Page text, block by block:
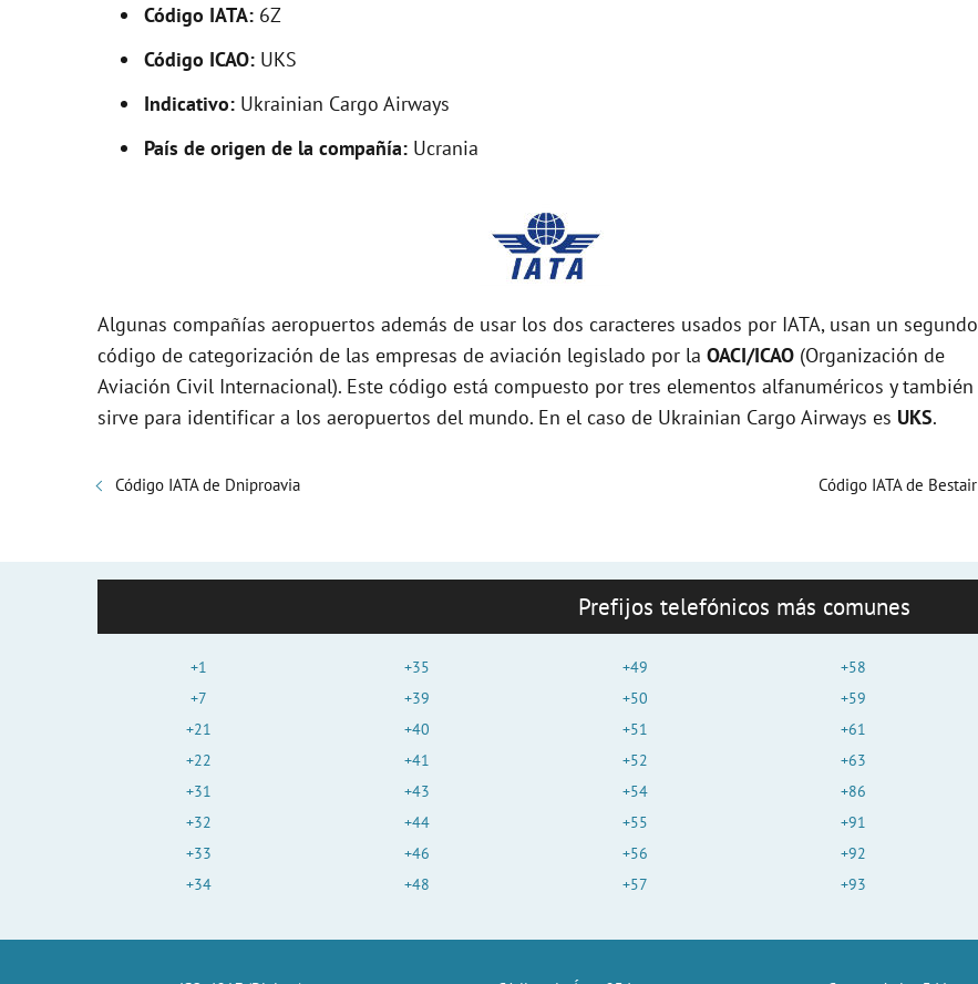
Código IATA: 6Z
Código ICAO: UKS
Indicativo: Ukrainian Cargo Airways
País de origen de la compañía: Ucrania
Algunas compañías aeropuertos además de usar los dos caracteres usados por IATA, usan un segundo
código de categorización de las empresas de aviación legislado por la OACI/ICAO (Organización de
Aviación Civil Internacional). Este código está compuesto por tres elementos alfanuméricos y también
sirve para identificar a los aeropuertos del mundo. En el caso de Ukrainian Cargo Airways es UKS.
Código IATA de Dniproavia Código IATA de Bestair
Prefijos telefónicos más comunes
+1
+7
+21
+22
+31
+32
+33
+34
+35
+39
+40
+41
+43
+44
+46
+48
+49
+50
+51
+52
+54
+55
+56
+57
+58
+59
+61
+63
+86
+91
+92
+93